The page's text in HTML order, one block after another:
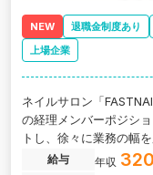
NEW 退職金制度あり
上場企業
ネイルサロン「
の経理メンバーポジシ
トし、徐々に業務の幅
給与 年収